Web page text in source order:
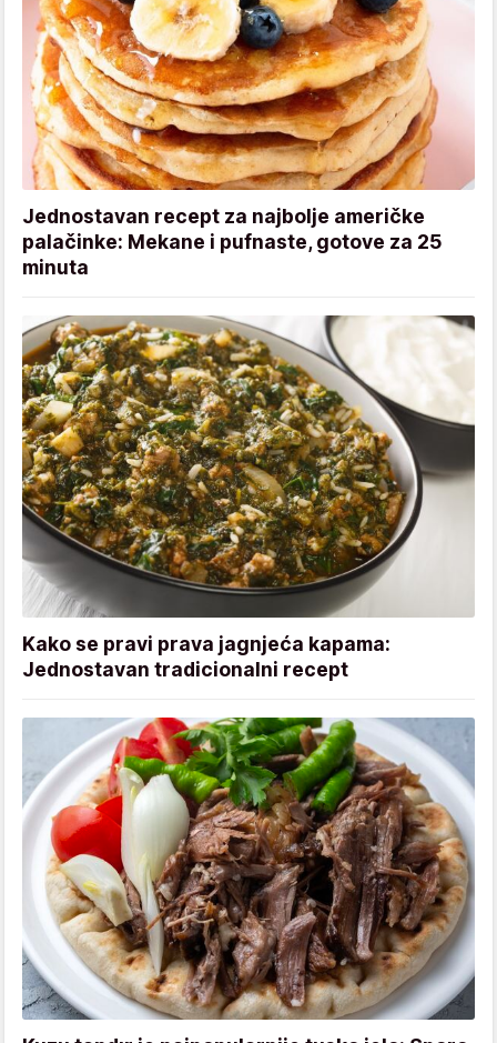
Jednostavan recept za najbolje američke
palačinke: Mekane i pufnaste, gotove za 25
minuta
Kako se pravi prava jagnjeća kapama:
Jednostavan tradicionalni recept